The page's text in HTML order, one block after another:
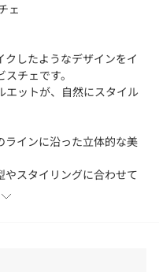
ェ
したようなデザインをイ
チェです。
エットが、自然にスタイル
ラインに沿った立体的な美
やスタイリングに合わせて